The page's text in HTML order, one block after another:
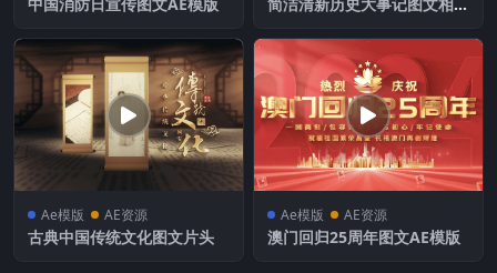
Ae模版 AE资源
古典中国传统文化图文片头
Ae模版 AE资源
澳门回归25周年图文AE模版